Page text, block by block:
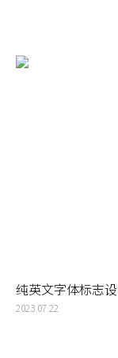
纯英文字体标志
的效果，但是需
2023.07.22